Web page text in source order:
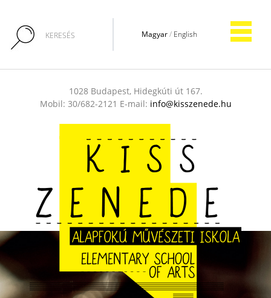
Magyar/ English
1028 Budapest, Hidegkúti út 167.
Mobil: 30/682-2121 E-mail: info@kisszenede.hu